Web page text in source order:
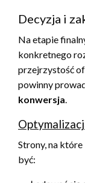
Decyzja i
Na etapie
konkretnego
przejrzystość
powinny
konwersja.
Strony, na
być: